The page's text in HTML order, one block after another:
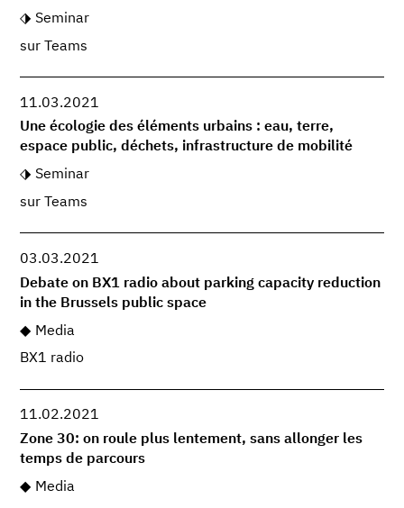
Seminar
sur Teams
11.03.2021
Une écologie des éléments urbains : eau, terre,
espace public, déchets, infrastructure de mobilité
Seminar
sur Teams
03.03.2021
Debate on BX1 radio about parking capacity reduction
in the Brussels public space
Media
BX1 radio
11.02.2021
Zone 30: on roule plus lentement, sans allonger les
temps de parcours
Media